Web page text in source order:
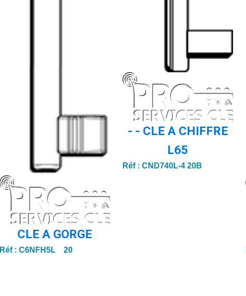
CLE A GORGE
Réf :C6NFH5L 20
- - CLE A CHIFFRE
L65
Réf :CND740L-4 20B